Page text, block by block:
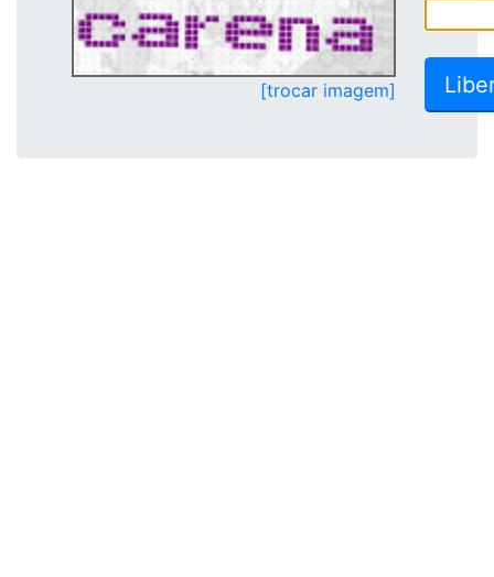
[trocar imagem]